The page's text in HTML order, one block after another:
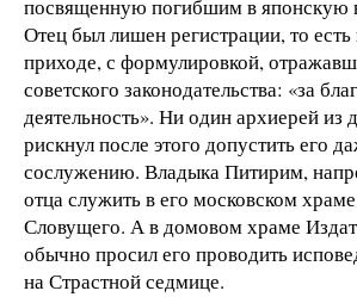
посвященную погибшим в японскую
Отец был лишен регистрации, то
приходе, с формулировкой,
советского законодательства: «за
деятельность». Ни один архиерей из
рискнул после этого допустить его
сослужению. Владыка Питирим,
отца служить в его московском
Словущего. А в домовом храме
обычно просил его проводить
на Страстной седмице.